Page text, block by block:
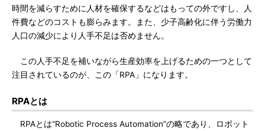
時間を減らすために人材を確保するなどはもっての外ですし、人
件費などのコストも膨らみます。また、少子高齢化に伴う労働力
人口の減少により人手不足は否めません。
この人手不足を補いながら生産効率を上げるための一つとして
注目されているのが、この「RPA」になります。
RPAとは
RPAとは“Robotic Process Automation”の略であり、ロボット